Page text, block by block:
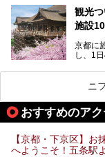
ウナを
地元の
観光の
今回は
観光
施設
京都に
し、1
そんな
も素
できる
ニ
おすすめのア
【京都・下京区】
へようこそ！五条駅